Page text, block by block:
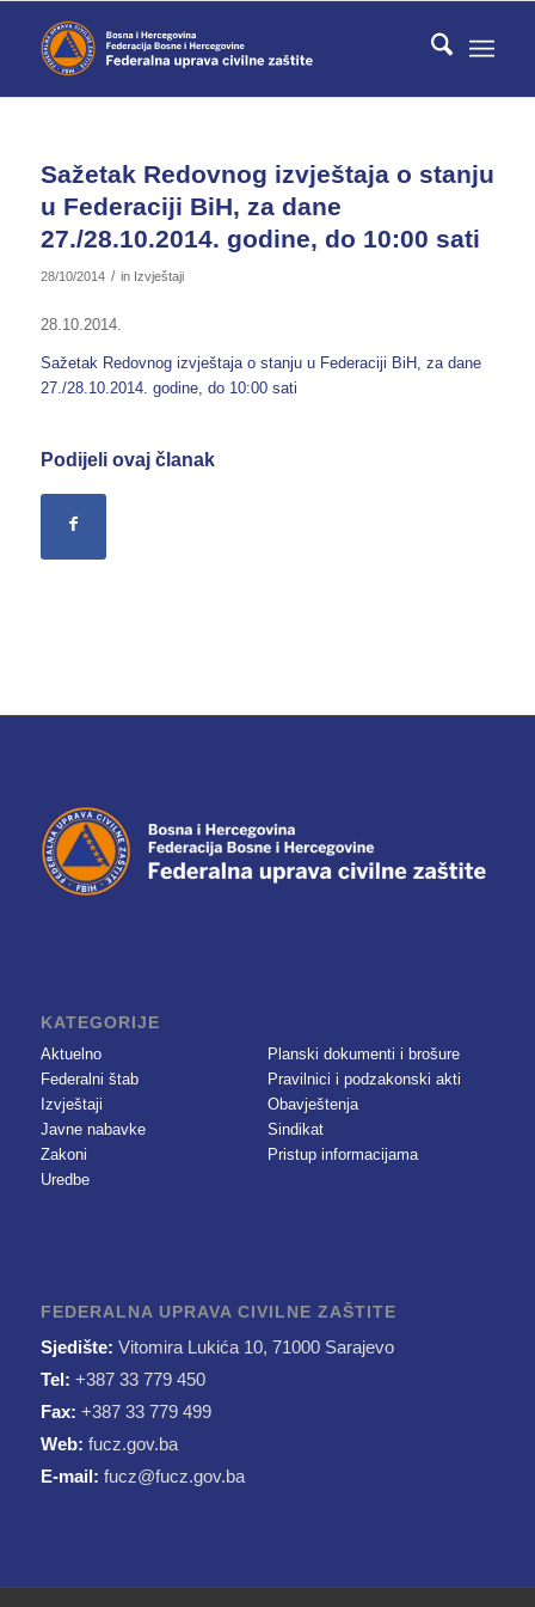
Sažetak Redovnog izvještaja o stanju
u Federaciji BiH, za dane
27./28.10.2014. godine, do 10:00 sati
28/10/2014 / in Izvještaji
28.10.2014.
Sažetak Redovnog izvještaja o stanju u Federaciji BiH, za dane
27./28.10.2014. godine, do 10:00 sati
Podijeli ovaj članak
KATEGORIJE
Aktuelno
Federalni štab
Izvještaji
Javne nabavke
Zakoni
Uredbe
Planski dokumenti i brošure
Pravilnici i podzakonski akti
Obavještenja
Sindikat
Pristup informacijama
FEDERALNA UPRAVA CIVILNE ZAŠTITE
Sjedište: Vitomira Lukića 10, 71000 Sarajevo
Tel: +387 33 779 450
Fax: +387 33 779 499
Web: fucz.gov.ba
E-mail: fucz@fucz.gov.ba